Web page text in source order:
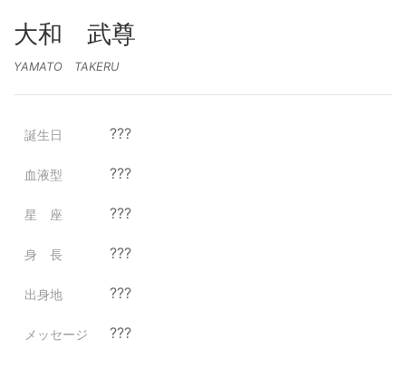
大和 武尊
YAMATO TAKERU
誕生日 ???
血液型 ???
星 座 ???
身 長 ???
出身地 ???
メッセージ ???